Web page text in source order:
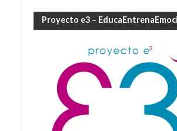
Proyecto e3 –